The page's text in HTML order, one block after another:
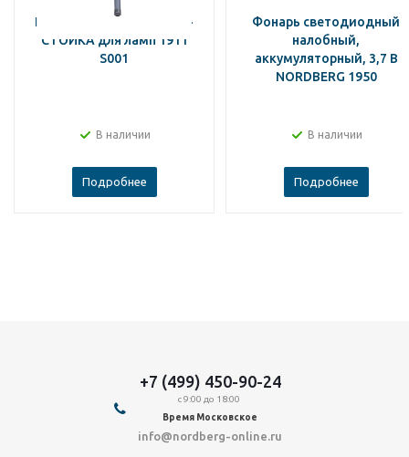
NORDBERG ДЕРЖАТЕЛЬ-
СТОЙКА для ламп 1911
S001
В наличии
Подробнее
Фонарь светодиодный
налобный,
аккумуляторный, 3,7 В
NORDBERG 1950
В наличии
Подробнее
+7 (499) 450-90-24
с 9:00 до 18:00
Время Московское
info@nordberg-online.ru